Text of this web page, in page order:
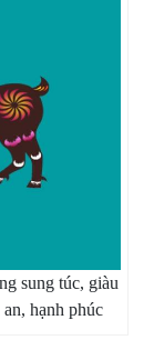
sung túc, giàu
hạnh phúc